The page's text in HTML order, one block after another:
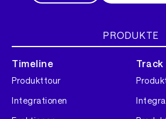
PRODUKTE
Timeline
Produkttour
Integrationen
Track